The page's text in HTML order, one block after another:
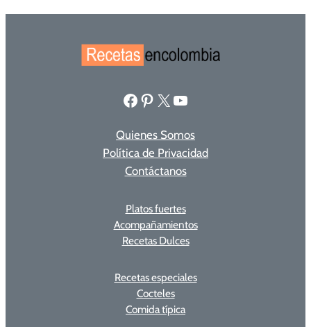
Facebook Pinterest X YouTube
Quienes Somos
Política de Privacidad
Contáctanos
Platos fuertes
Acompañamientos
Recetas Dulces
Recetas especiales
Cocteles
Comida típica